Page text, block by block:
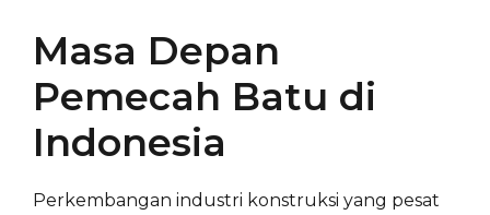
Masa Depan
Pemecah Batu di
Indonesia
Perkembangan industri konstruksi yang pesat